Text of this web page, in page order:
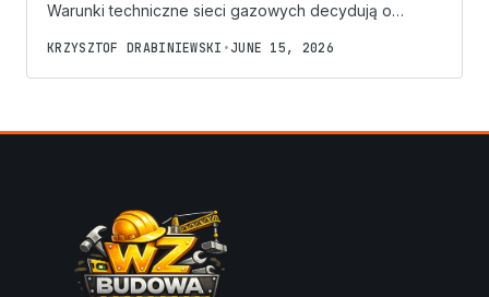
Warunki techniczne sieci gazowych decydują o…
KRZYSZTOF DRABINIEWSKI • JUNE 15, 2026